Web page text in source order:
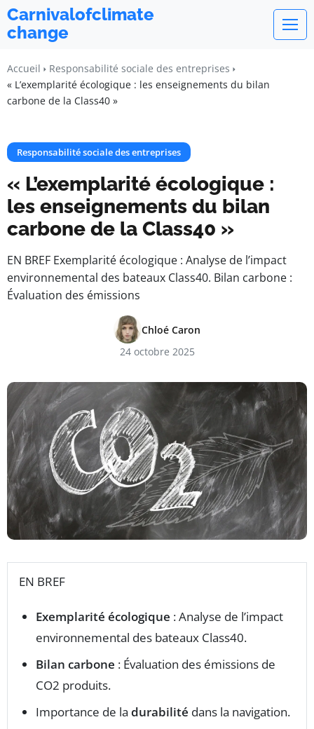
Carnivalofclimate
change
Accueil
Responsabilité sociale des entreprises
« L’exemplarité écologique : les enseignements du bilan
carbone de la Class40 »
Responsabilité sociale des entreprises
« L’exemplarité écologique :
les enseignements du bilan
carbone de la Class40 »
EN BREF Exemplarité écologique : Analyse de l’impact
environnemental des bateaux Class40. Bilan carbone :
Évaluation des émissions
Chloé Caron
24 octobre 2025
EN BREF
Exemplarité écologique : Analyse de l’impact
environnemental des bateaux Class40.
Bilan carbone : Évaluation des émissions de
CO2 produits.
Importance de la durabilité dans la navigation.